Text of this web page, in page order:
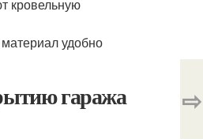
кровельную
удобно
гаража ⇨